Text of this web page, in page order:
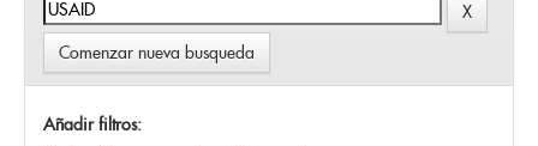
Comenzar nueva busqueda
Añadir filtros: